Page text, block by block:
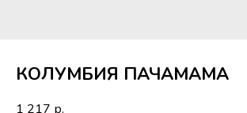
КОЛУМБИЯ ПАЧАМАМА
1 217 р.